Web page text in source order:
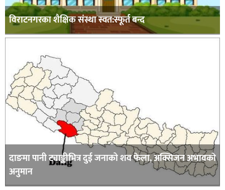
विराटनगरका शैक्षिक संस्था स्वत:स्फूर्त बन्द
दाङमा पानी ट्याङ्कीभित्र दुई जनाको शव फेला, अक्सिजन अभावकाे
अनुमान